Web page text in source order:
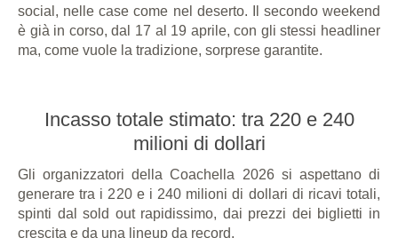
social, nelle case come nel deserto. Il secondo weekend
è già in corso, dal 17 al 19 aprile, con gli stessi headliner
ma, come vuole la tradizione, sorprese garantite.
Incasso totale stimato: tra 220 e 240
milioni di dollari
Gli organizzatori della Coachella 2026 si aspettano di
generare tra i 220 e i 240 milioni di dollari di ricavi totali,
spinti dal sold out rapidissimo, dai prezzi dei biglietti in
crescita e da una lineup da record.